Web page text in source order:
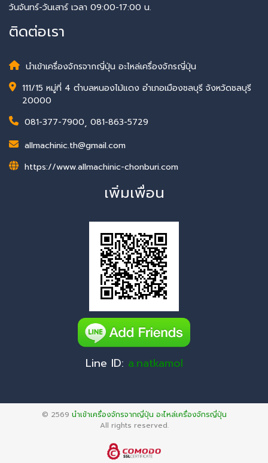
วันจันทร์-วันเสาร์ เวลา 09:00-17:00 น.
ติดต่อเรา
นำเข้าเครื่องจักรจากญี่ปุ่น อะไหล่เครื่องจักรญี่ปุ่น
111/15 หมู่ที่ 4 ตำบลหนองไม้แดง อำเภอเมืองชลบุรี จังหวัดชลบุรี
20000
081-377-7900, 081-863-5729
allmachinic.th@gmail.com
https://www.allmachinic-chonburi.com
เพิ่มเพื่อน
Line ID: a.natkamol
© 2569 นำเข้าเครื่องจักรจากญี่ปุ่น อะไหล่เครื่องจักรญี่ปุ่น
All rights reserved.